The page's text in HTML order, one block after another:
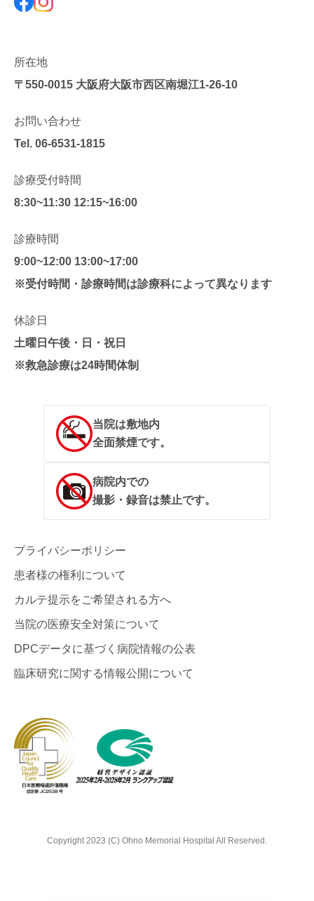
所在地
〒550-0015 大阪府大阪市西区南堀江1-26-10
お問い合わせ
Tel. 06-6531-1815
診療受付時間
8:30~11:30 12:15~16:00
診療時間
9:00~12:00 13:00~17:00
※受付時間・診療時間は診療科によって異なります
休診日
土曜日午後・日・祝日
※救急診療は24時間体制
当院は敷地内
全面禁煙です。
病院内での
撮影・録音は禁止です。
プライバシーポリシー
患者様の権利について
カルテ提示をご希望される方へ
当院の医療安全対策について
DPCデータに基づく病院情報の公表
臨床研究に関する情報公開について
Copyright 2023 (C) Ohno Memorial Hospital All Reserved.